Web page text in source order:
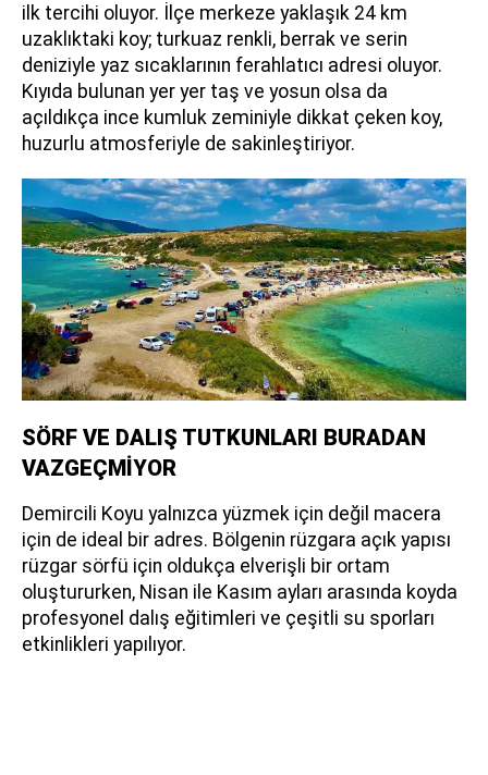
ilk tercihi oluyor. İlçe merkeze yaklaşık 24 km
uzaklıktaki koy; turkuaz renkli, berrak ve serin
deniziyle yaz sıcaklarının ferahlatıcı adresi oluyor.
Kıyıda bulunan yer yer taş ve yosun olsa da
açıldıkça ince kumluk zeminiyle dikkat çeken koy,
huzurlu atmosferiyle de sakinleştiriyor.
SÖRF VE DALIŞ TUTKUNLARI BURADAN
VAZGEÇMİYOR
Demircili Koyu yalnızca yüzmek için değil macera
için de ideal bir adres. Bölgenin rüzgara açık yapısı
rüzgar sörfü için oldukça elverişli bir ortam
oluştururken, Nisan ile Kasım ayları arasında koyda
profesyonel dalış eğitimleri ve çeşitli su sporları
etkinlikleri yapılıyor.